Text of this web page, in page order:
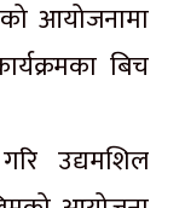
आयोजनामा
बिच
उद्यमशिल